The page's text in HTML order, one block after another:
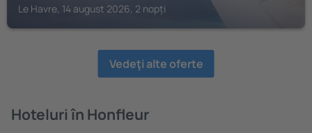
Le Havre, 14 august 2026, 2 nopți
Vedeţi alte oferte
Hoteluri în Honfleur